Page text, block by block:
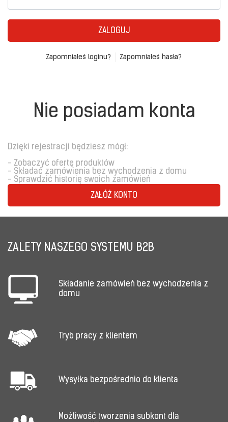
ZALOGUJ
Zapomniałeś loginu? Zapomniałeś hasła?
Nie posiadam konta
Dzięki rejestracji będziesz mógł:
- Zobaczyć ofertę produktów
- Składać zamówienia bez wychodzenia z domu
- Sprawdzić historię swoich zamówień
ZAŁÓŻ KONTO
ZALETY NASZEGO SYSTEMU B2B
Składanie zamówień bez wychodzenia z
domu
Tryb pracy z klientem
Wysyłka bezpośrednio do klienta
Możliwość tworzenia subkont dla